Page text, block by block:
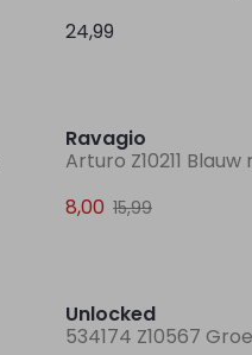
24,99
Ravagio
Arturo Z10211 Blauw
8,00 15,99
Unlocked
534174 Z10567